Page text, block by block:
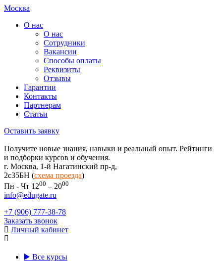
Москва
О нас
О нас
Сотрудники
Вакансии
Способы оплаты
Реквизиты
Отзывы
Гарантии
Контакты
Партнерам
Статьи
Оставить заявку
Получите новые знания, навыки и реальный опыт. Рейтинги
и подборки курсов и обучения.
г. Москва, 1-й Нагатинский пр-д,
2c35БН (схема проезда)
Пн - Чт 1200 – 2000
info@edugate.ru
+7 (906) 777-38-78
Заказать звонок
Личный кабинет
▶️ Все курсы